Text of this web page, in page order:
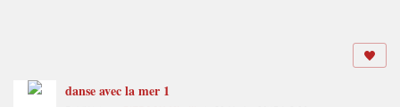
danse avec la mer 1